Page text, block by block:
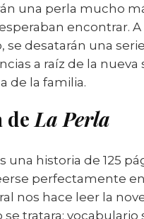
una perla mucho
encontrar.
se desatarán una
a raíz de la nueva
de la familia.
de La Perla
una historia de 125
perfectamente en
nos hace leer la
tratara: vocabulario